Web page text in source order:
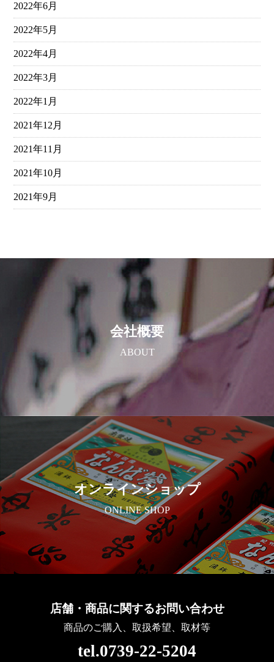
2022年6月
2022年5月
2022年4月
2022年3月
2022年1月
2021年12月
2021年11月
2021年10月
2021年9月
会社概要
ABOUT
オンラインショップ
ONLINE SHOP
店舗・商品に関するお問い合わせ
商品のご購入、取扱希望、取材等
tel.0739-22-5204